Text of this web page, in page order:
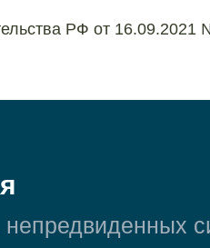
РФ от 16.09.2021